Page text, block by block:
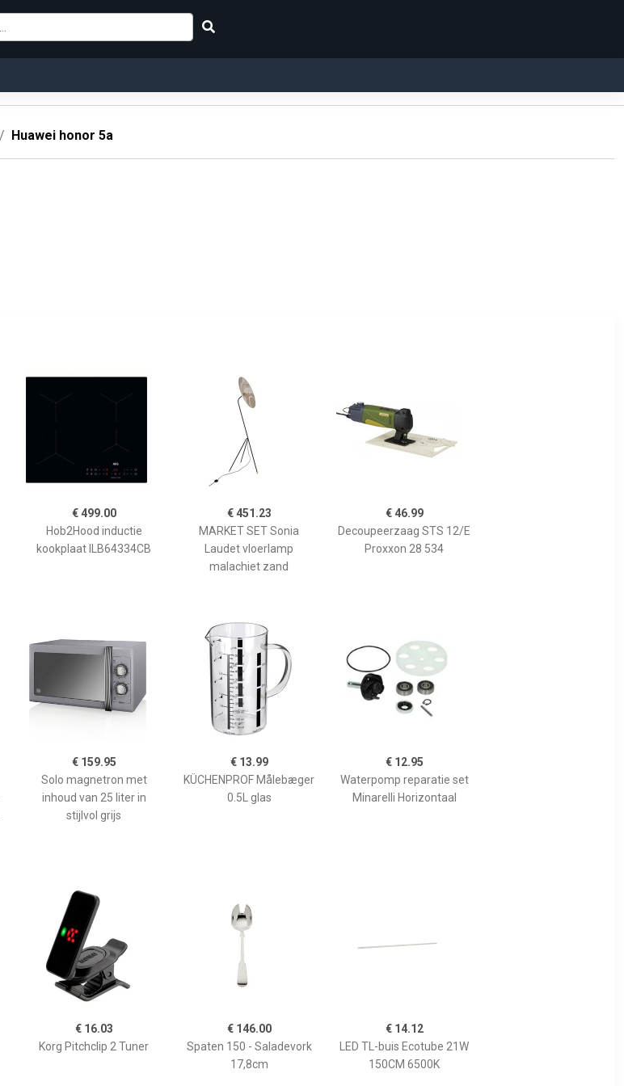
Huawei honor 5a
€ 499.00
Hob2Hood inductie
kookplaat ILB64334CB
€ 451.23
MARKET SET Sonia
Laudet vloerlamp
malachiet zand
€ 46.99
Decoupeerzaag STS 12/E
Proxxon 28 534
€ 159.95
Solo magnetron met
inhoud van 25 liter in
stijlvol grijs
€ 13.99
KÜCHENPROF Målebæger
0.5L glas
€ 12.95
Waterpomp reparatie set
Minarelli Horizontaal
€ 16.03
Korg Pitchclip 2 Tuner
€ 146.00
Spaten 150 - Saladevork
17,8cm
€ 14.12
LED TL-buis Ecotube 21W
150CM 6500K